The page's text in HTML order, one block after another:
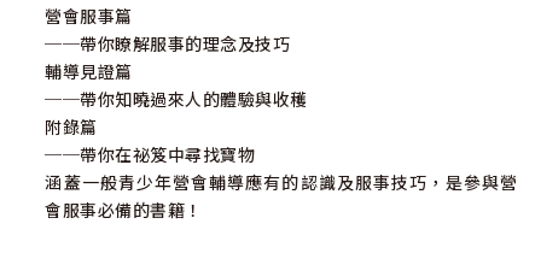
營會服事篇
──帶你瞭解服事的理念及技巧
輔導見證篇
──帶你知曉過來人的體驗與收穫
附錄篇
──帶你在祕笈中尋找寶物
涵蓋一般青少年營會輔導應有的認識及服事技巧，是參與營
會服事必備的書籍！